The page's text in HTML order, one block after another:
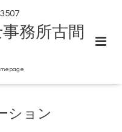
務所古間
ション